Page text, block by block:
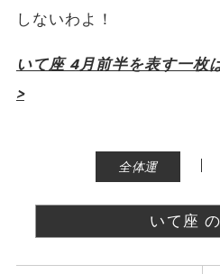
しないわよ！
いて座 4月前半を表す一枚
>
全体運 |
いて座